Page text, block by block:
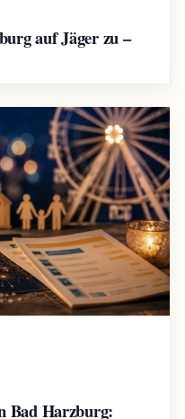
auf Jäger zu –
Bad Harzburg: